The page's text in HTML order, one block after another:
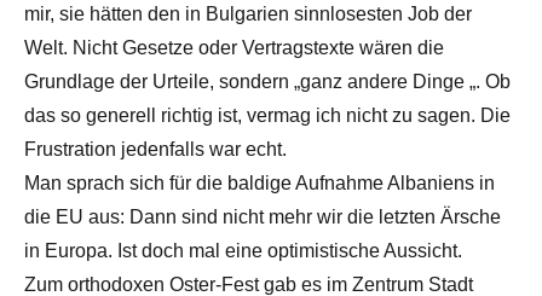
mir, sie hätten den in Bulgarien sinnlosesten Job der
Welt. Nicht Gesetze oder Vertragstexte wären die
Grundlage der Urteile, sondern „ganz andere Dinge „. Ob
das so generell richtig ist, vermag ich nicht zu sagen. Die
Frustration jedenfalls war echt.
Man sprach sich für die baldige Aufnahme Albaniens in
die EU aus: Dann sind nicht mehr wir die letzten Ärsche
in Europa. Ist doch mal eine optimistische Aussicht.
Zum orthodoxen Oster-Fest gab es im Zentrum Stadt